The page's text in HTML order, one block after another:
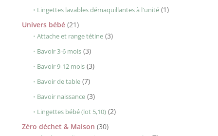
Lingettes lavables démaquillantes à l'unité 11
Univers bébé 2121
produits
Attache et range tétine 33
Bavoir 3-6 mois 33
produits
Bavoir 9-12 mois 33
Bavoir de table 77
produits
Bavoir naissance 33
produits
Lingettes bébé (lot 5,10) 22
Zéro déchet & Maison 3030